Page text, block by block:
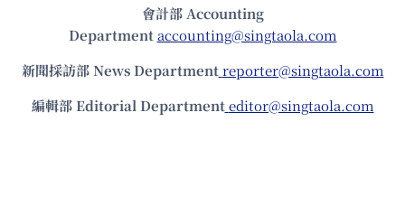
會計部 Accounting
Department accounting@singtaola.com
新聞採訪部 News Department reporter@singtaola.com
編輯部 Editorial Department editor@singtaola.com